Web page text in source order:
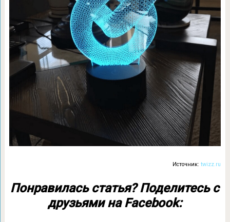
Источник:twizz.ru
Понравилась статья? Поделитесь с
друзьями на Facebook: